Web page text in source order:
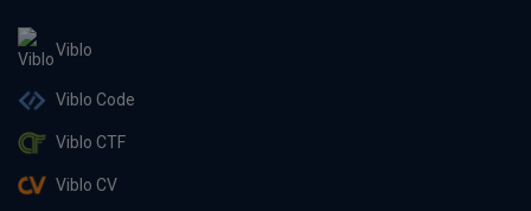
Viblo
Viblo Code
Viblo CTF
Viblo CV